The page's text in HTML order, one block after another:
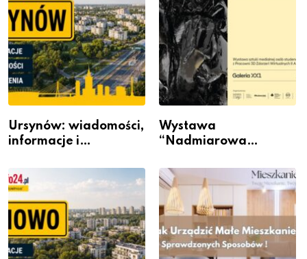
Ursynów: wiadomości,
informacje i
Wystawa
“Nadmiarowa
Galerii XX1